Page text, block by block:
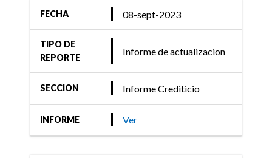
FECHA 08-sept-2023
TIPO DE
REPORTE
Informe de actualizacion
SECCION Informe Crediticio
INFORME Ver